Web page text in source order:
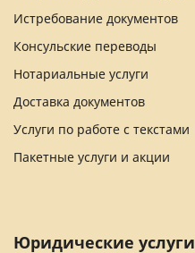
Истребование документов
Консульские переводы
Нотариальные услуги
Доставка документов
Услуги по работе с текстами
Пакетные услуги и акции
Юридические услуги